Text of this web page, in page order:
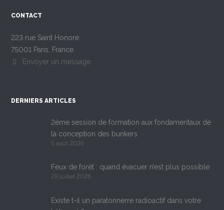
CONTACT
223 rue Saint Honoré
75001 Paris, France
Envoyer un message
DERNIERS ARTICLES
2ème session de formation aux fondamentaux de
la conception des bunkers
5 août 2026
Feux de forêt : quand évacuer n’est plus possible
29 juillet 2026
Existe t-il un paratonnerre radioactif dans votre